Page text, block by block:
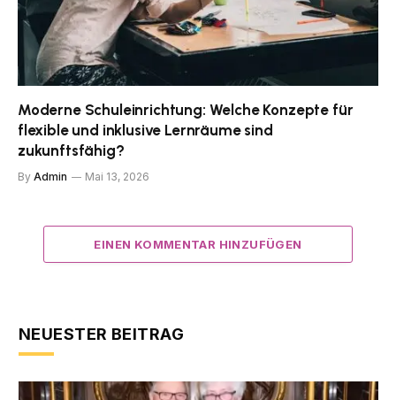
Moderne Schuleinrichtung: Welche Konzepte für
flexible und inklusive Lernräume sind
zukunftsfähig?
By Admin Mai 13, 2026
EINEN KOMMENTAR HINZUFÜGEN
NEUESTER BEITRAG